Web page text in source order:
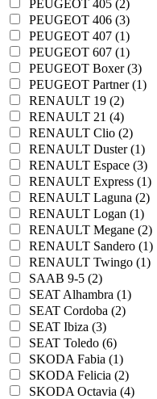
PEUGEOT 405 (2)
PEUGEOT 406 (3)
PEUGEOT 407 (1)
PEUGEOT 607 (1)
PEUGEOT Boxer (3)
PEUGEOT Partner (1)
RENAULT 19 (2)
RENAULT 21 (4)
RENAULT Clio (2)
RENAULT Duster (1)
RENAULT Espace (3)
RENAULT Express (1)
RENAULT Laguna (2)
RENAULT Logan (1)
RENAULT Megane (2)
RENAULT Sandero (1)
RENAULT Twingo (1)
SAAB 9-5 (2)
SEAT Alhambra (1)
SEAT Cordoba (2)
SEAT Ibiza (3)
SEAT Toledo (6)
SKODA Fabia (1)
SKODA Felicia (2)
SKODA Octavia (4)